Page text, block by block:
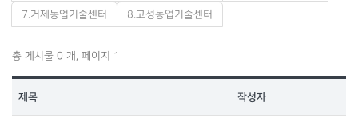
7.거제농업기술센터 8.고성농업기술센터
총 게시물 0 개, 페이지 1
제목 작성자